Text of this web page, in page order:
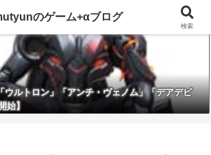
ルトロン」「アンチ・ヴェノム」「デアデビ
始】
のゲーム+αブログ
検索